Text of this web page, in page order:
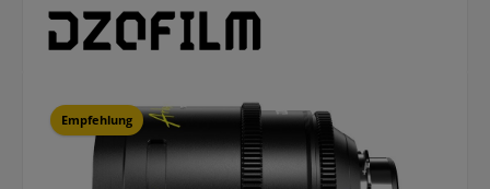
Bildergalerie überspringen
Empfehlung